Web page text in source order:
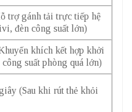
trợ gánh tải trực tiếp hệ
đèn công suất lớn)
khích kết hợp khởi
suất phòng quá lớn)
(Sau khi rút thẻ khỏi